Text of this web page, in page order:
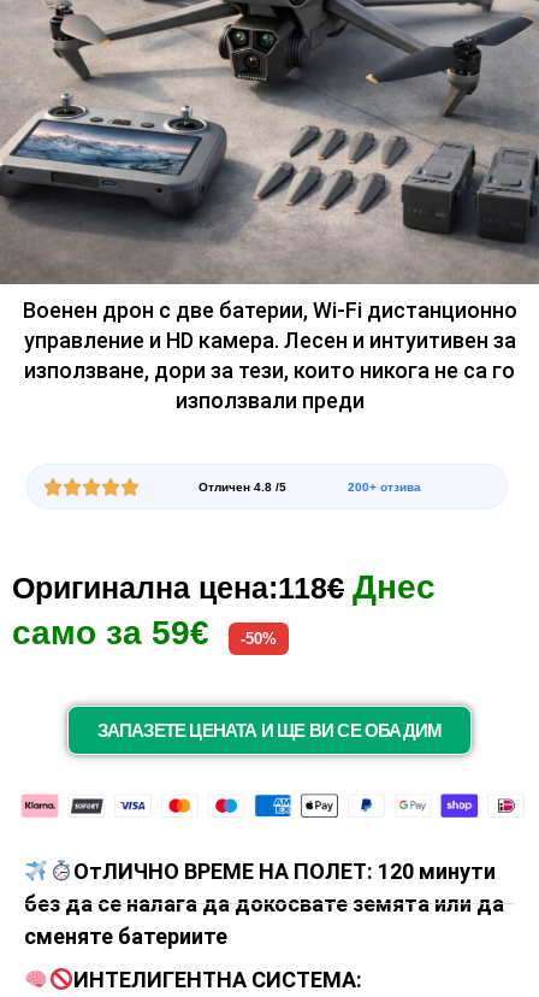
Военен дрон с две батерии, Wi-Fi дистанционно
управление и HD камера. Лесен и интуитивен за
използване, дори за тези, които никога не са го
използвали преди
Отличен 4.8 /5 200+ отзива
Оригинална цена:118€ Днес
само за 59€
-50%
ЗАПАЗЕТЕ ЦЕНАТА И ЩЕ ВИ СЕ ОБАДИМ
ОтЛИЧНО ВРЕМЕ НА ПОЛЕТ: 120 минути
без да се налага да докосвате земята или да
сменяте батериите
ИНТЕЛИГЕНТНА СИСТЕМА: